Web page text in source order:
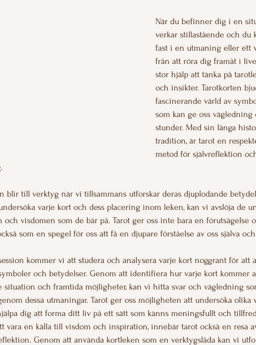
När du befinner dig i en
verkar stillastående och du
fast i en utmaning eller ett
från att röra dig framåt i
stor hjälp att tänka på
och insikter. Tarotkorten
fascinerande värld av
som kan ge oss vägledning
stunder. Med sin långa
tradition, är tarot en
metod för självreflektion
blir till verktyg när vi tillsammans utforskar deras djuplodande
varje kort och dess placering inom leken, kan vi avslöja de
och visdomen som de bär på. Tarot ger oss inte bara en förutsägelse
som en spegel för oss att få en djupare förståelse av oss själva
kommer vi att studera och analysera varje kort noggrant för att
och betydelser. Genom att identifiera hur varje kort kommer
situation och framtida möjligheter, kan vi hitta svar och vägledning
dessa utmaningar. Tarot ger oss möjligheten att undersöka olika
dig att forma ditt liv på ett sätt som känns meningsfullt och
vara en källa till visdom och inspiration, innebär tarot också en resa
Genom att använda kortleken som en verktygslåda kan vi